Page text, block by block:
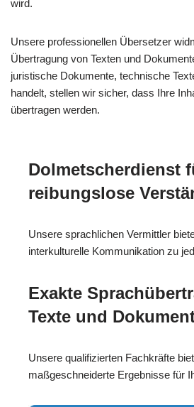
wird.
Unsere professionellen Übersetzer
Übertragung von Texten und
juristische Dokumente, technische
handelt, stellen wir sicher, dass Ihre
übertragen werden.
Dolmetscherdienst
reibungslose
Unsere sprachlichen Vermittler
interkulturelle Kommunikation zu
Exakte
Texte und
Unsere qualifizierten Fachkräfte
maßgeschneiderte Ergebnisse für